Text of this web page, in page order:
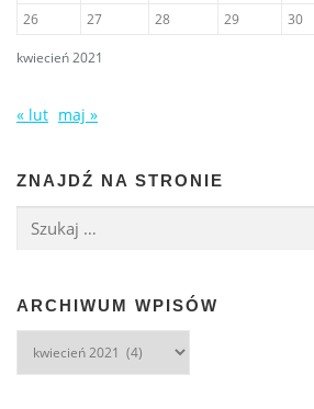
kwiecień 2021
26
27 28 29 30
« lut maj »
ZNAJDŹ NA STRONIE
ARCHIWUM WPISÓW